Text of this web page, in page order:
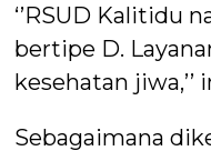
‘’RSUD Kalitidu
bertipe D.
kesehatan jiwa,’’
Sebagaimana